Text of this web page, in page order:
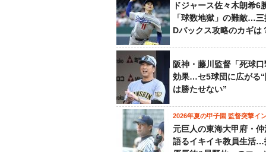
ドジャース佐々木朗希6
「球数地獄」の難敵…
Dバックス攻略のカギは
阪神・藤川監督「死球
効果…セ5球団に広がる
は勝たせない”
2026年夏の甲子園 監督突撃イ
元巨人の東海大甲府・
語るイキイキ教員生活…